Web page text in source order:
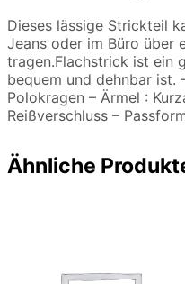
Dieses lässige Strickteil
Jeans oder im Büro über
tragen.Flachstrick ist ein
bequem und dehnbar ist.
Polokragen – Ärmel :
Reißverschluss –
Ähnliche